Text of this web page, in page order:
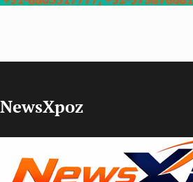
NewsXpoz